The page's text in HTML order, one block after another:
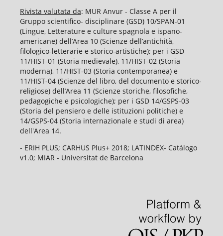
Rivista valutata da: MUR Anvur - Classe A per il
Gruppo scientifico- disciplinare (GSD) 10/SPAN-01
(Lingue, Letterature e culture spagnola e ispano-
americane) dell’Area 10 (Scienze dell’antichità,
filologico-letterarie e storico-artistiche); per i GSD
11/HIST-01 (Storia medievale), 11/HIST-02 (Storia
moderna), 11/HIST-03 (Storia contemporanea) e
11/HIST-04 (Scienze del libro, del documento e storico-
religiose) dell’Area 11 (Scienze storiche, filosofiche,
pedagogiche e psicologiche); per i GSD 14/GSPS-03
(Storia del pensiero e delle istituzioni politiche) e
14/GSPS-04 (Storia internazionale e studi di area)
dell'Area 14.
- ERIH PLUS; CARHUS Plus+ 2018; LATINDEX- Catálogo
v1.0; MIAR - Universitat de Barcelona